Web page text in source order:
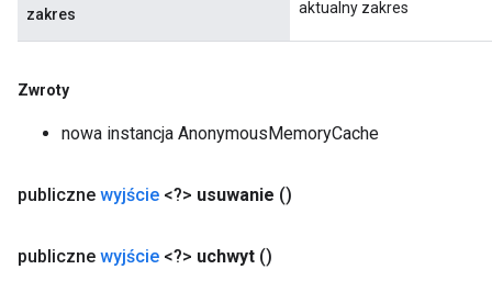
zakres aktualny zakres
Zwroty
nowa instancja AnonymousMemoryCache
publiczne wyjście <?> usuwanie ()
publiczne wyjście <?> uchwyt ()